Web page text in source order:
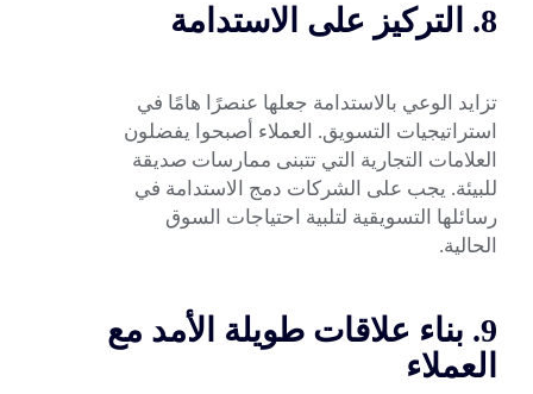
8. التركيز على الاستدامة
تزايد الوعي بالاستدامة جعلها عنصرًا هامًا في
استراتيجيات التسويق. العملاء أصبحوا يفضلون
العلامات التجارية التي تتبنى ممارسات صديقة
للبيئة. يجب على الشركات دمج الاستدامة في
رسائلها التسويقية لتلبية احتياجات السوق
الحالية.
9. بناء علاقات طويلة الأمد مع
العملاء